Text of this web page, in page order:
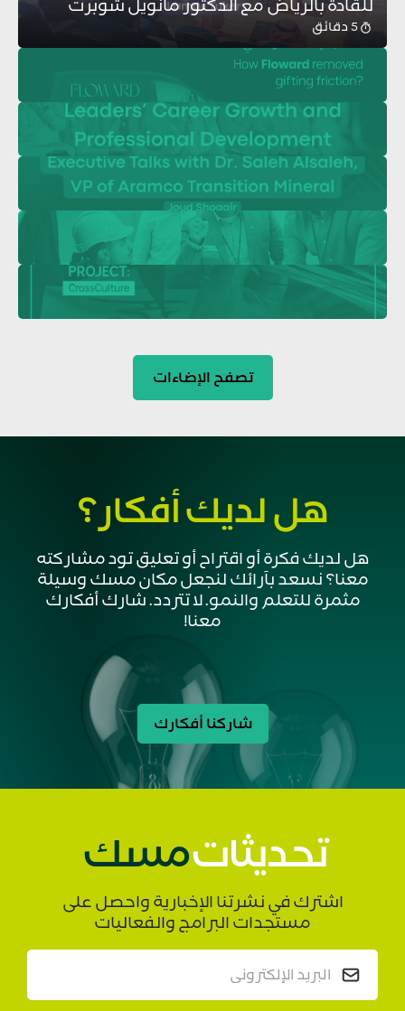
للقادة بالرياض مع الدكتور مانويل شوبرت
5 دقائق
النمو المهني ومسارات التطوير الوظيفي للقادة
10 دقائق
القيادة
الحوارات التنفيذية مع الدكتور صالح الصالح،
نائب الرئيس لمعادن التحول في أرامكو
مشروع الشباب: عبر الثقافات - رسائل عابرة
للثقافات
تصفح الإضاءات
هل لديك أفكار؟
هل لديك فكرة أو اقتراح أو تعليق تود مشاركته
معنا؟ نسعد بآرائك لنجعل مكان مسك وسيلة
مثمرة للتعلم والنمو. لا تتردد. شارك أفكارك
معنا!
شاركنا أفكارك
مسكتحديثات
اشترك في نشرتنا الإخبارية واحصل على
مستجدات البرامج والفعاليات